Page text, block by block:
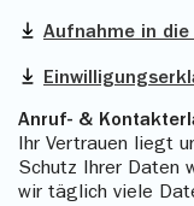
Aufnahme in die
Anruf- &
Ihr Vertrauen liegt
Schutz Ihrer Daten
wir täglich viele